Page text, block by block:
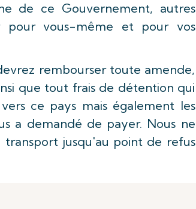
de ce Gouvernement, autres
pour vous-même et pour vos
rembourser toute amende,
que tout frais de détention qui
ce pays mais également les
a demandé de payer. Nous ne
jusqu'au point de refus